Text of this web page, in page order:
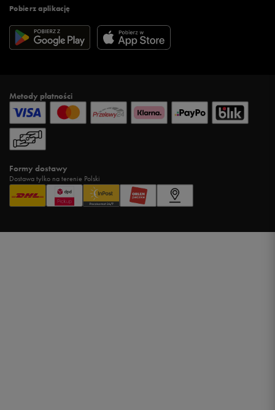
Pobierz aplikację
Metody płatności
Formy dostawy
Dostawa tylko na terenie Polski